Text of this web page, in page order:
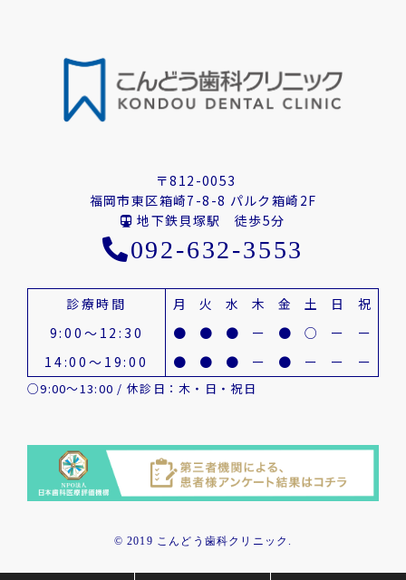
〒812-0053
福岡市東区箱崎7-8-8 パルク箱崎2F
地下鉄貝塚駅 徒歩5分
092-632-3553
診療時間 月 火 水 木 金 土 日
祝
9:00～12:30
● ● ● ー ● ○ ー
ー
14:00～19:00
● ● ● ー ● ー ー ー
○9:00～13:00 / 休診日：木・日・祝日
© 2019 こんどう歯科クリニック.